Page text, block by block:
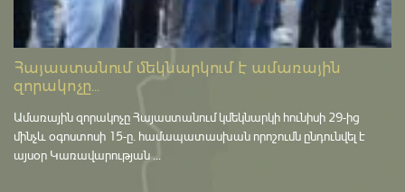
Հայաստանում մեկնարկում է ամառային
զորակոչը...
Ամառային զորակոչը Հայաստանում կմեկնարկի հունիսի 29-ից
մինչև օգոստոսի 15-ը․ համապատասխան որոշումն ընդունվել է
այսօր Կառավարության ...